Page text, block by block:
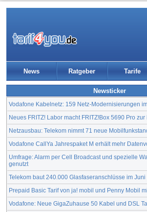
News Ratgeber Tarife
Newsticker
Vodafone Kabelnetz: 159 Netz-Modernisierungen
Neues FRITZ! Labor macht FRITZ!Box 5690 Pro zur
Netzausbau: Telekom nimmt 71 neue
Vodafone CallYa Jahrespaket M erhält mehr
Umfrage: Alarm per Cell Broadcast und spezielle
genutzt
Telekom baut 240.000 Glasfaseranschlüsse im Juni
Prepaid Basic Tarif von ja! mobil und Penny Mobil
Vodafone: Neue GigaZuhause 50 Kabel und DSL